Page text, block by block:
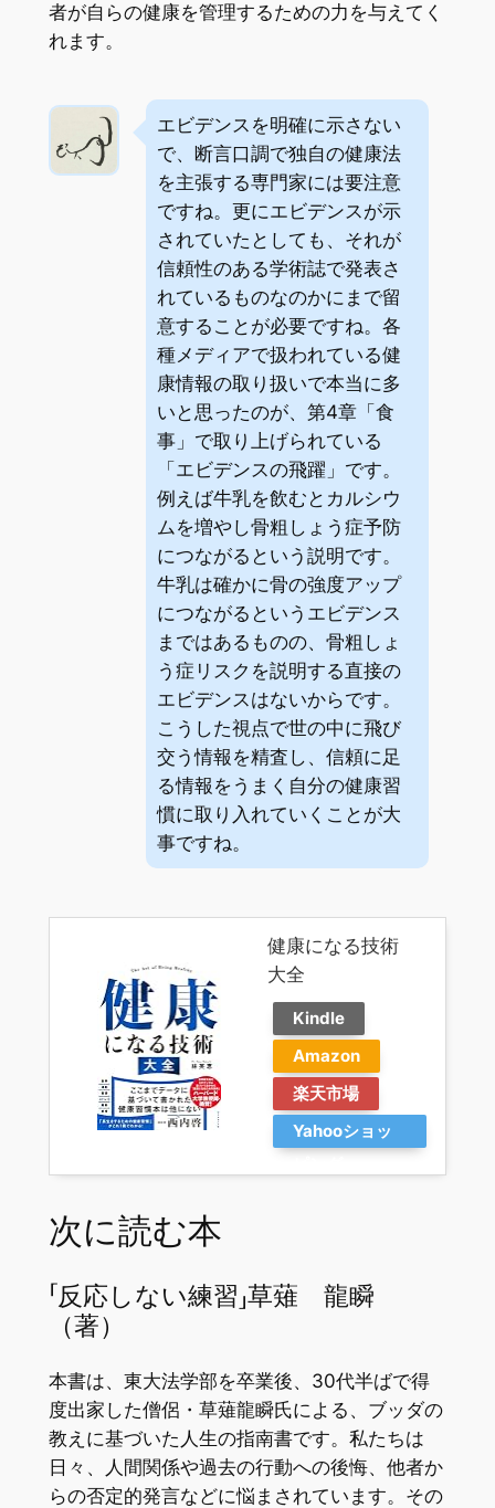
者が自らの健康を管理するための力を与えてく
れます。
エビデンスを明確に示さない
で、断言口調で独自の健康法
を主張する専門家には要注意
ですね。更にエビデンスが示
されていたとしても、それが
信頼性のある学術誌で発表さ
れているものなのかにまで留
意することが必要ですね。各
種メディアで扱われている健
康情報の取り扱いで本当に多
いと思ったのが、第4章「食
事」で取り上げられている
「エビデンスの飛躍」です。
例えば牛乳を飲むとカルシウ
ムを増やし骨粗しょう症予防
につながるという説明です。
牛乳は確かに骨の強度アップ
につながるというエビデンス
まではあるものの、骨粗しょ
う症リスクを説明する直接の
エビデンスはないからです。
こうした視点で世の中に飛び
交う情報を精査し、信頼に足
る情報をうまく自分の健康習
慣に取り入れていくことが大
事ですね。
健康になる技術
大全
Kindle
Amazon
楽天市場
Yahooショッ
次に読む本
「反応しない練習」草薙 龍瞬
（著）
本書は、東大法学部を卒業後、30代半ばで得
度出家した僧侶・草薙龍瞬氏による、ブッダの
教えに基づいた人生の指南書です。私たちは
日々、人間関係や過去の行動への後悔、他者か
らの否定的発言などに悩まされています。その